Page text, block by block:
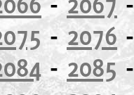
-2076
- 2085